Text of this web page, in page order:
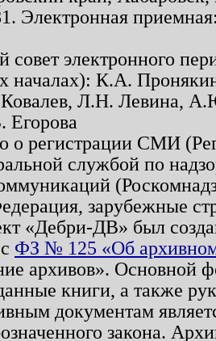
Электронная
совет электронного
началах): К.А.
Л.Н. Левина,
о регистрации СМИ
службой по
зарубежные
«Дебри-ДВ» был
ФЗ № 125 «Об
архивов». Основной
книги, а также
документам
закона.